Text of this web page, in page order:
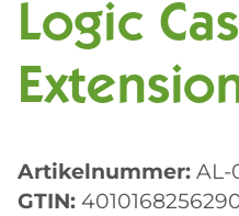
Logic
Artikelnummer: AL-
GTIN: